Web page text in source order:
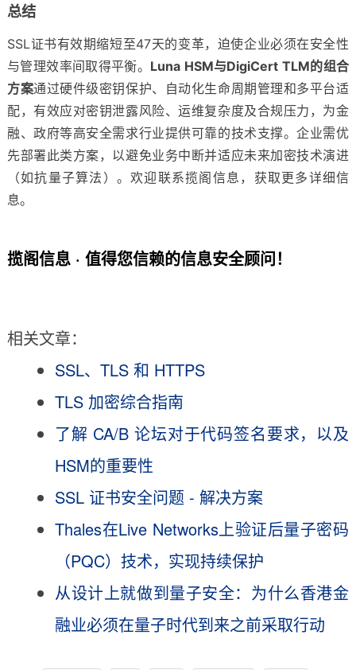
总结
SSL证书有效期缩短至47天的变革，迫使企业必须在安全性
与管理效率间取得平衡。 Luna HSM与DigiCert TLM的组合
方案通过硬件级密钥保护、自动化生命周期管理和多平台适
配，有效应对密钥泄露风险、运维复杂度及合规压力，为金
融、政府等高安全需求行业提供可靠的技术支撑。企业需优
先部署此类方案，以避免业务中断并适应未来加密技术演进
（如抗量子算法）。欢迎联系揽阁信息，获取更多详细信
息。
揽阁信息 · 值得您信赖的信息安全顾问！
相关文章：
SSL、TLS 和 HTTPS
TLS 加密综合指南
了解 CA/B 论坛对于代码签名要求，以及
HSM的重要性
SSL 证书安全问题 - 解决方案
Thales在Live Networks上验证后量子密码
（PQC）技术，实现持续保护
从设计上就做到量子安全：为什么香港金
融业必须在量子时代到来之前采取行动